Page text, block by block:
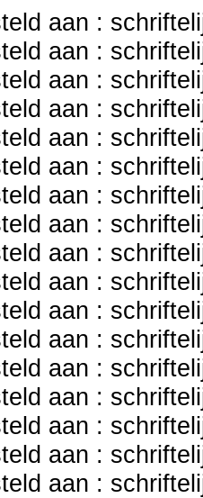
aan :
aan :
aan :
aan :
aan :
aan :
aan :
aan :
aan :
aan :
aan :
aan :
aan :
aan :
aan :
aan :
aan :